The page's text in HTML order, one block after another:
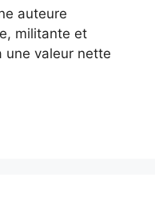
auteure
militante et
une valeur nette